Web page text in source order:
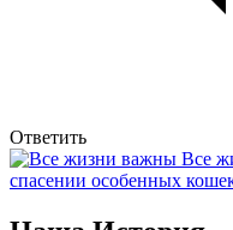
Ответить
Все
спасении особенных